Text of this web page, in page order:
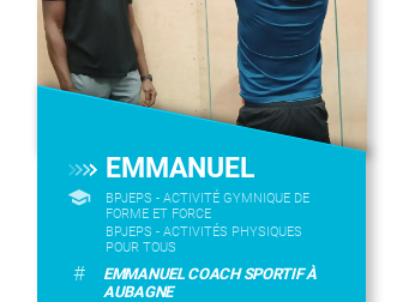
EMMANUEL
BPJEPS - ACTIVITÉ GYMNIQUE DE
FORME ET FORCE
BPJEPS - ACTIVITÉS PHYSIQUES
POUR TOUS
#
EMMANUEL COACH SPORTIF À
AUBAGNE